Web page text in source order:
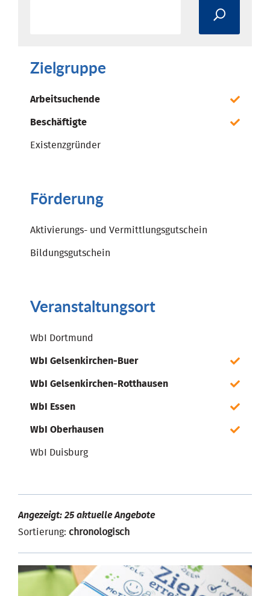
Zielgruppe
Arbeitsuchende
Beschäftigte
Existenzgründer
Förderung
Aktivierungs- und Vermittlungsgutschein
Bildungsgutschein
Veranstaltungsort
WbI Dortmund
WbI Gelsenkirchen-Buer
WbI Gelsenkirchen-Rotthausen
WbI Essen
WbI Oberhausen
WbI Duisburg
Angezeigt: 25 aktuelle Angebote
Sortierung: chronologisch